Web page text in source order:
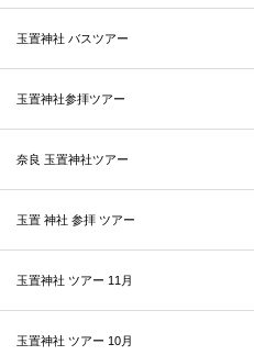
玉置神社 バスツアー
玉置神社参拝ツアー
奈良 玉置神社ツアー
玉置 神社 参拝 ツアー
玉置神社 ツアー 11月
玉置神社 ツアー 10月